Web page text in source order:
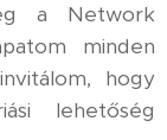
a Network
minden
hogy
lehetőség